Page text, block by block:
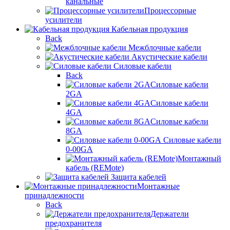
Процессорные
усилители
Кабельная продукция
Back
Межблочные кабели
Акустические кабели
Силовые кабели
Back
Силовые кабели
2GA
Силовые кабели
4GA
Силовые кабели
8GA
Силовые кабели
0-00GA
Монтажный
кабель (REMote)
Защита кабелей
Монтажные
принадлежности
Back
Держатели
предохранителя